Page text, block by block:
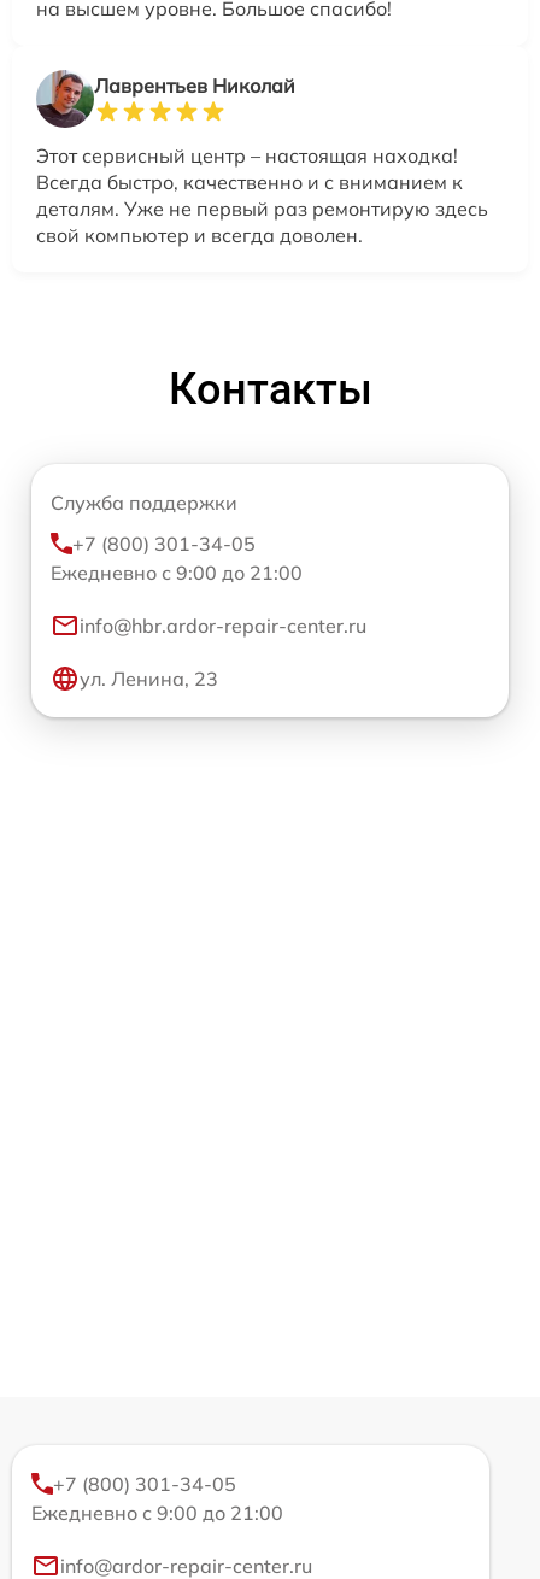
на высшем уровне. Большое спасибо!
Лаврентьев Николай
Этот сервисный центр – настоящая находка!
Всегда быстро, качественно и с вниманием к
деталям. Уже не первый раз ремонтирую здесь
свой компьютер и всегда доволен.
Контакты
Служба поддержки
+7 (800) 301-34-05
Ежедневно с 9:00 до 21:00
info@hbr.ardor-repair-center.ru
ул. Ленина, 23
+7 (800) 301-34-05
Ежедневно с 9:00 до 21:00
info@ardor-repair-center.ru